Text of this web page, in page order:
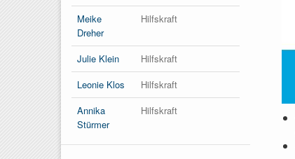
Meike
Dreher
Hilfskraft
Julie Klein
Hilfskraft
Leonie Klos
Hilfskraft
Annika
Stürmer
Hilfskraft